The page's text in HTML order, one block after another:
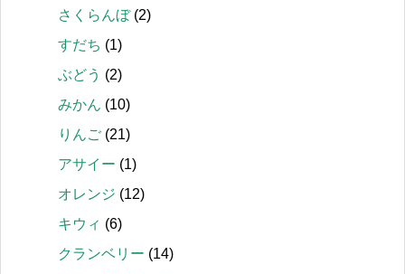
さくらんぼ(2)
すだち (1)
ぶどう (2)
みかん (10)
りんご (21)
アサイー (1)
オレンジ (12)
キウィ (6)
クランベリー (14)